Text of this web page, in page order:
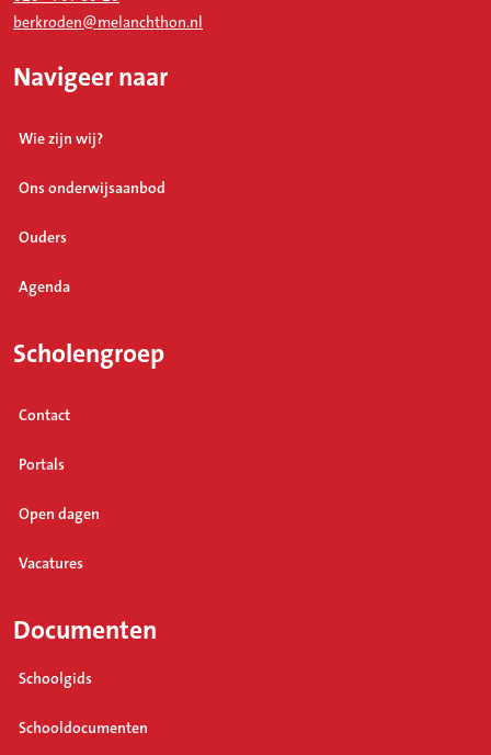
berkroden@melanchthon.nl
Navigeer naar
Wie zijn wij?
Ons onderwijsaanbod
Ouders
Agenda
Scholengroep
Contact
Portals
Open dagen
Vacatures
Documenten
Schoolgids
Schooldocumenten